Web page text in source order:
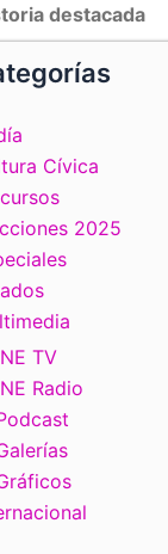
destacada
Cívica
2025
TV
Radio